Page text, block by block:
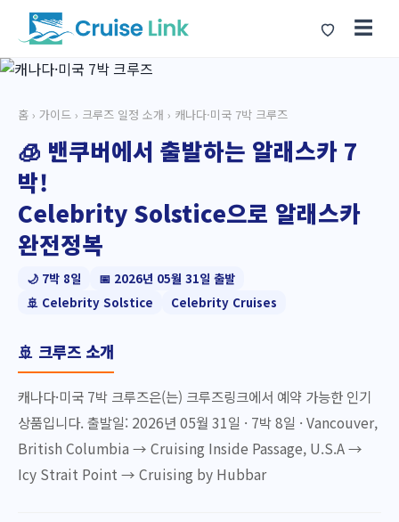
☰
홈 › 가이드 › 크루즈 일정 소개 › 캐나다·미국 7박 크루즈
🧊 밴쿠버에서 출발하는 알래스카 7
박!
Celebrity Solstice으로 알래스카
완전정복
🌙 7박 8일
📅 2026년 05월 31일 출발
🚢 Celebrity Solstice
Celebrity Cruises
🚢 크루즈 소개
캐나다·미국 7박 크루즈은(는) 크루즈링크에서 예약 가능한 인기
상품입니다. 출발일: 2026년 05월 31일 · 7박 8일 · Vancouver,
British Columbia → Cruising Inside Passage, U.S.A →
Icy Strait Point → Cruising by Hubbar